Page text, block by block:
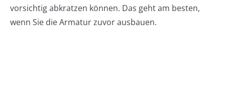
vorsichtig abkratzen können. Das geht am besten,
wenn Sie die Armatur zuvor ausbauen.